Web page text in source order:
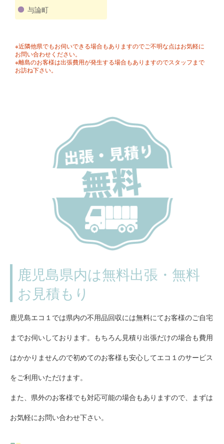
与論町
※近隣他県でもお伺いできる場合もありますのでご不明な点はお気軽に
お問い合わせください。
※離島のお客様は出張費用が発生する場合もありますのでスタッフまで
お訪ね下さい。
鹿児島県内は無料出張・無料
お見積もり
鹿児島エコ１では県内の不用品回収には無料にてお客様のご自宅
までお伺いしております。もちろん見積り出張だけの場合も費用
はかかりませんので初めてのお客様も安心してエコ１のサービス
をご利用いただけます。
また、県外のお客様でも対応可能の場合もありますので、まずは
お気軽にお問い合わせ下さい。